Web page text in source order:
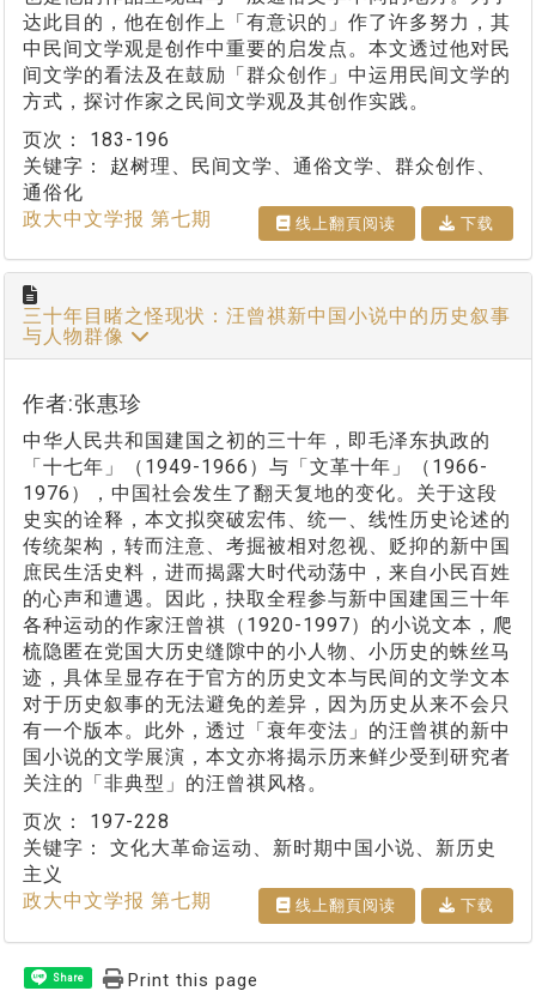
达此目的，他在创作上「有意识的」作了许多努力，其
中民间文学观是创作中重要的启发点。本文透过他对民
间文学的看法及在鼓励「群众创作」中运用民间文学的
方式，探讨作家之民间文学观及其创作实践。
页次： 183-196
关键字： 赵树理、民间文学、通俗文学、群众创作、
通俗化
政大中文学报 第七期
线上翻⾴阅读 下载
三十年目睹之怪现状：汪曾祺新中国小说中的历史叙事
与人物群像
作者:张惠珍
中华人民共和国建国之初的三十年，即毛泽东执政的
「十七年」（1949-1966）与「文革十年」（1966-
1976），中国社会发生了翻天复地的变化。关于这段
史实的诠释，本文拟突破宏伟、统一、线性历史论述的
传统架构，转而注意、考掘被相对忽视、贬抑的新中国
庶民生活史料，进而揭露大时代动荡中，来自小民百姓
的心声和遭遇。因此，抉取全程参与新中国建国三十年
各种运动的作家汪曾祺（1920-1997）的小说文本，爬
梳隐匿在党国大历史缝隙中的小人物、小历史的蛛丝马
迹，具体呈显存在于官方的历史文本与民间的文学文本
对于历史叙事的无法避免的差异，因为历史从来不会只
有一个版本。此外，透过「衰年变法」的汪曾祺的新中
国小说的文学展演，本文亦将揭示历来鲜少受到研究者
关注的「非典型」的汪曾祺风格。
页次： 197-228
关键字： 文化大革命运动、新时期中国小说、新历史
主义
政大中文学报 第七期
线上翻⾴阅读 下载
Share Print this page